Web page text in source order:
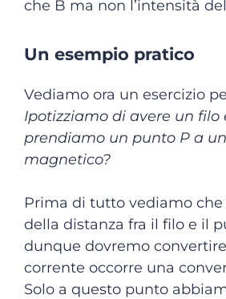
che B ma non l’intensità
Un esempio pratico
Vediamo ora un esercizio
Ipotizziamo di avere un filo
prendiamo un punto P a
magnetico?
Prima di tutto vediamo
della distanza fra il filo e il
dunque dovremo
corrente occorre una
Solo a questo punto